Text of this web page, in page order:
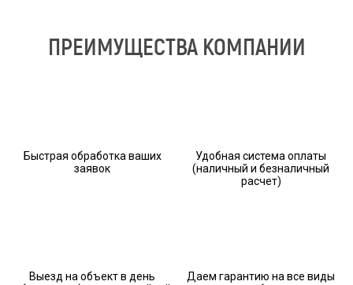
ПРЕИМУЩЕСТВА КОМПАНИИ
Быстрая обработка ваших
заявок
Удобная система оплаты
(наличный и безналичный
расчет)
Выезд на объект в день
Даем гарантию на все виды